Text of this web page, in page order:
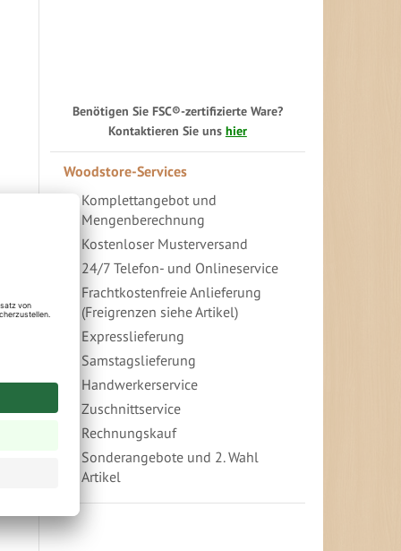
Richtung
Benötigen Sie FSC®-zertifizierte Ware?
Kontaktieren Sie uns hier
Woodstore-Services
Komplettangebot und
Mengenberechnung
Kostenloser Musterversand
24/7 Telefon- und Onlineservice
Frachtkostenfreie Anlieferung
(Freigrenzen siehe Artikel)
Expresslieferung
Samstagslieferung
Handwerkerservice
Zuschnittservice
Rechnungskauf
Sonderangebote und 2. Wahl
Artikel
Vorteile für gewerbliche Kunden